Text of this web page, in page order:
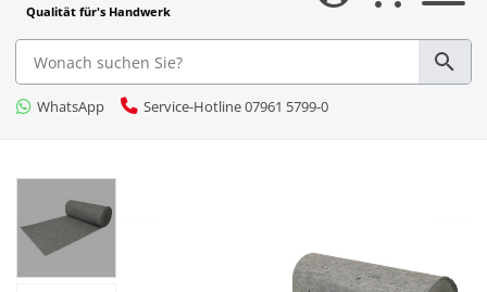
Qualität für's Handwerk
WhatsApp Service-Hotline 07961 5799-0